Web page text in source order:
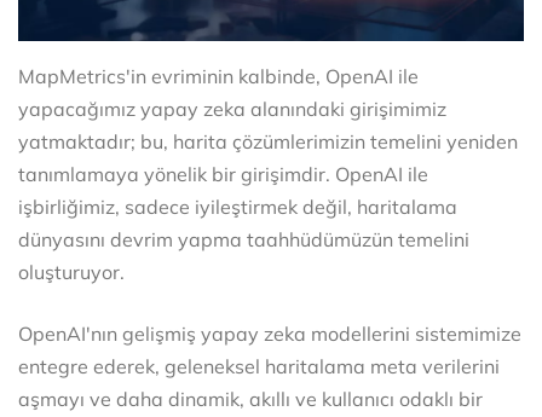
MapMetrics'in evriminin kalbinde, OpenAI ile
yapacağımız yapay zeka alanındaki girişimimiz
yatmaktadır; bu, harita çözümlerimizin temelini yeniden
tanımlamaya yönelik bir girişimdir. OpenAI ile
işbirliğimiz, sadece iyileştirmek değil, haritalama
dünyasını devrim yapma taahhüdümüzün temelini
oluşturuyor.
OpenAI'nın gelişmiş yapay zeka modellerini sistemimize
entegre ederek, geleneksel haritalama meta verilerini
aşmayı ve daha dinamik, akıllı ve kullanıcı odaklı bir